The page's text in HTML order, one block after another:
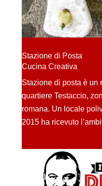
Stazione di Posta
Cucina Creativa
Stazione di posta è un
quartiere Testaccio,
romana. Un locale
2015 ha ricevuto